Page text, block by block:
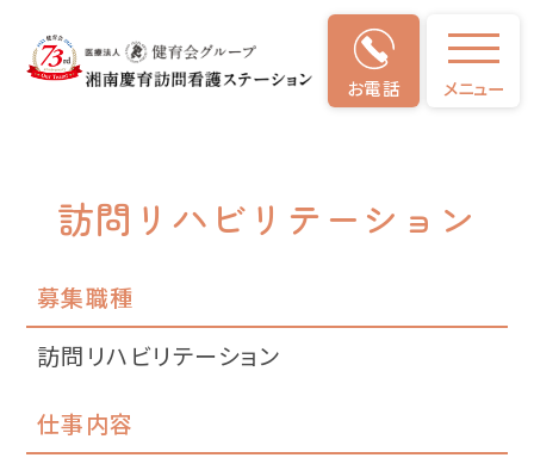
お電話 メニュー
募集要項
訪問リハビリテーション
募集職種
訪問リハビリテーション
仕事内容